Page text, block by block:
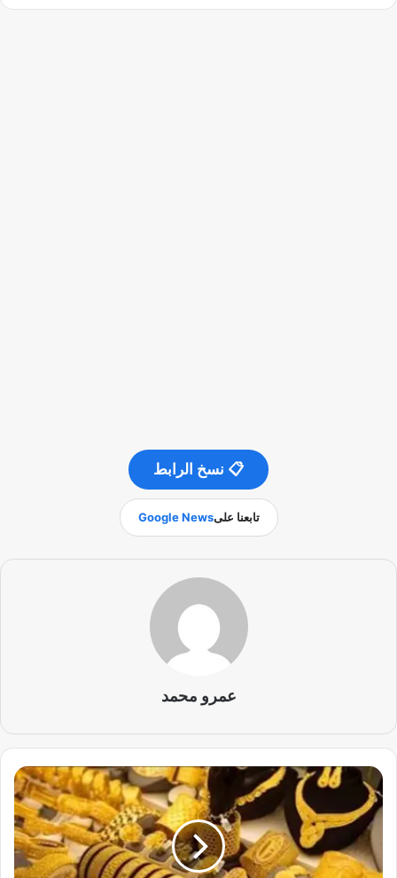
📋 نسخ الرابط
تابعنا علىGoogle News
عمرو محمد
ت
ر
ا
م